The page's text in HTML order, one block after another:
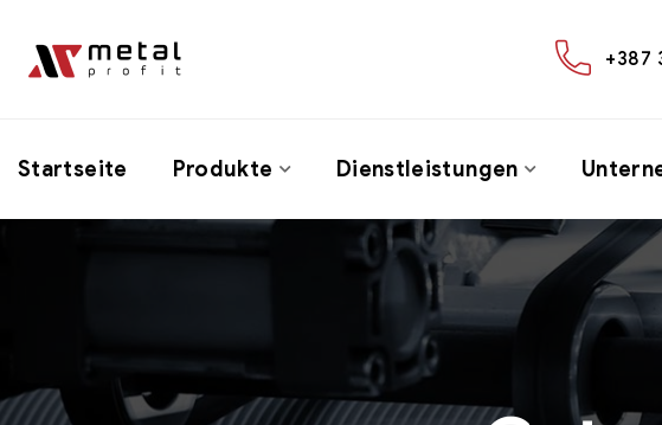
+387
Startseite Produkte Dienstleistungen